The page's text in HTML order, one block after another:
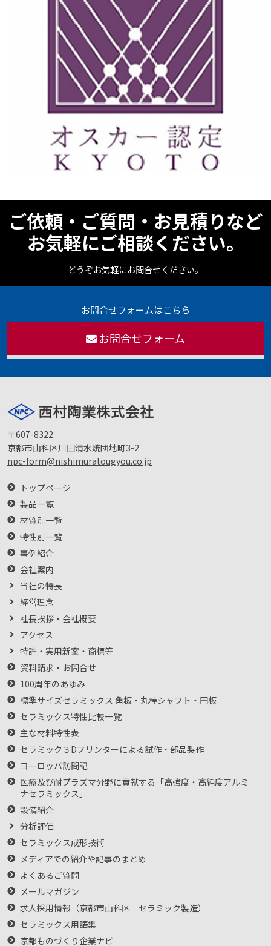
ご依頼・ご質問・お見積りなど
お気軽にご相談ください。
どうぞお気軽にお問合せください。
お問合せフォームはこちら
お問合せフォーム
〒607-8322
京都市山科区川田清水焼団地町3-2
npc-form@nishimuratougyou.co.jp
トップページ
製品一覧
材質別一覧
特性別一覧
事例紹介
会社案内
当社の特長
経営理念
社長挨拶・会社概要
アクセス
特許・実用新案・商標等
資料請求・お問合せ
100周年のあゆみ
標準サイズセラミックス 角板・丸棒シャフト・円板
セラミックス特性比較一覧
主な材料特性表
セラミック３Dプリンターによる試作・部品製作
ヨーロッパ訪問記
医療及び耐プラズマ分野に貢献する「高強度・高純度アルミ
ナセラミックス」
設備紹介
分析評価
セラミックス成形技術
メディアでの紹介や記事のまとめ
よくあるご質問
メールマガジン
求人採用情報（京都市山科区 セラミック製造）
セラミックス用語集
京都ものづくり企業ナビ